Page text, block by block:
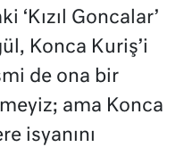
‘Kızıl Goncalar’
Konca Kuriş’i
de ona bir
ama Konca
isyanını